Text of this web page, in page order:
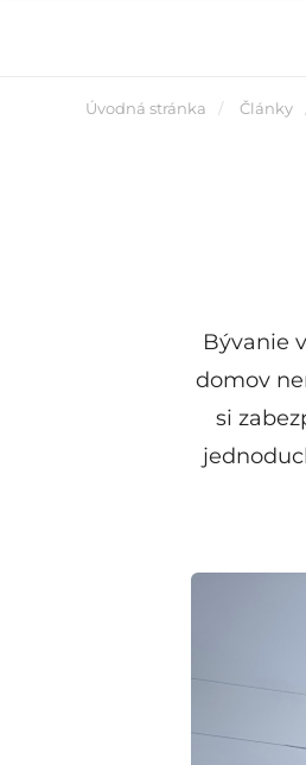
Úvodná stránka Články
Bývanie v
domov
si